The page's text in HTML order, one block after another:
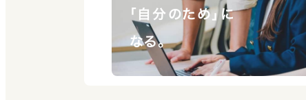
「自分のため」に
なる。